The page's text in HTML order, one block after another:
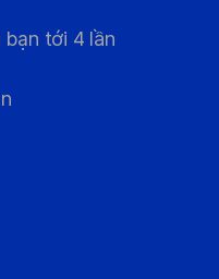
tới 4 lần